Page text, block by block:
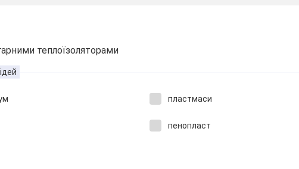
теплоїзоляторами
пластмаси
пенопласт